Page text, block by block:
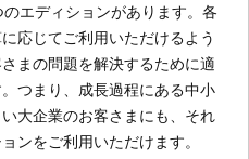
エディションがあります。各
応じてご利用いただけるよう
まの問題を解決するために適
つまり、成長過程にある中小
大企業のお客さまにも、それ
ンをご利用いただけます。